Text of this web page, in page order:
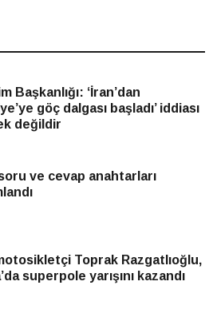
Başkanlığı: ‘İran’dan
göç dalgası başladı’ iddiası
değildir
ve cevap anahtarları
Toprak Razgatlıoğlu,
superpole yarışını kazandı